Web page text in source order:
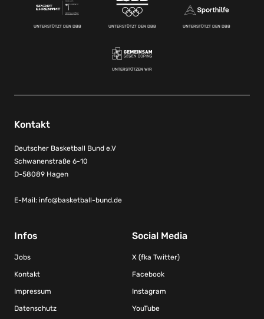
UNTERSTÜTZT DEN DBB UNTERSTÜTZT DEN DBB UNTERSTÜTZT DEN DBB
UNTERSTÜTZEN WIR
Kontakt
Deutscher Basketball Bund e.V
Schwanenstraße 6-10
D-58089 Hagen
E-Mail: info@basketball-bund.de
Infos
Jobs
Kontakt
Impressum
Datenschutz
Social Media
X (fka Twitter)
Facebook
Instagram
YouTube